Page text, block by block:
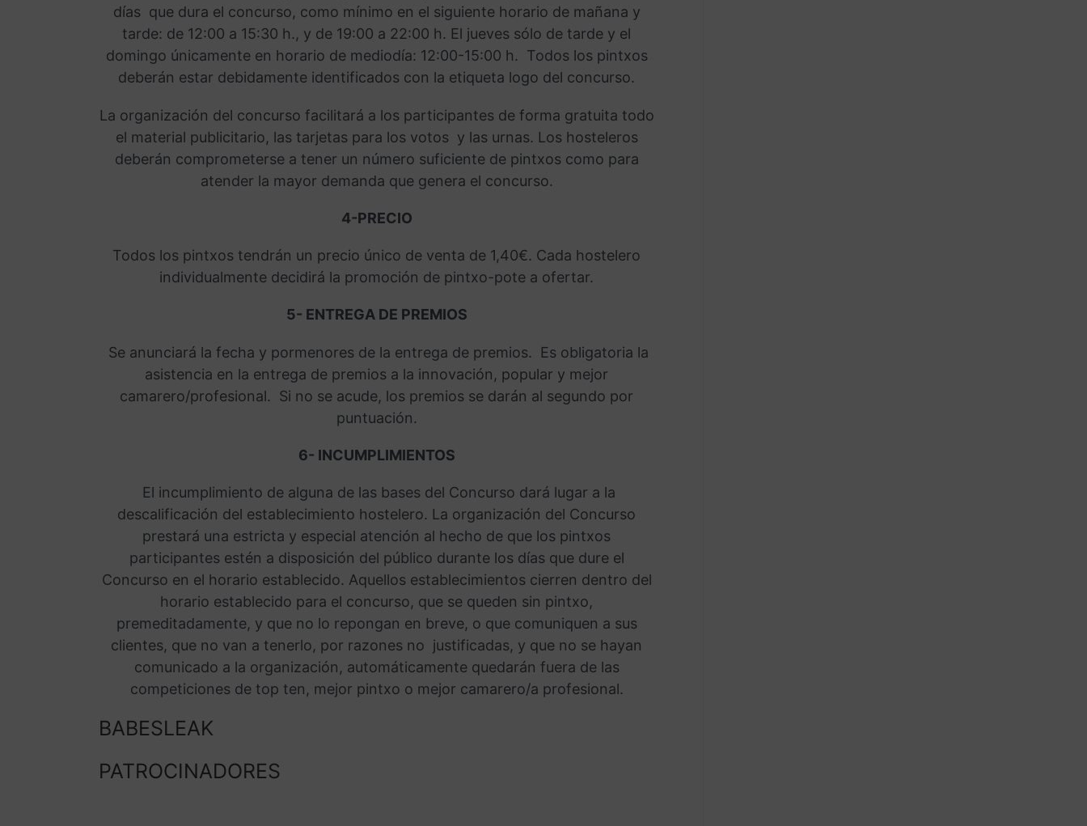
días que dura el concurso, como mínimo en el siguiente horario de mañana y
tarde: de 12:00 a 15:30 h., y de 19:00 a 22:00 h. El jueves sólo de tarde y el
domingo únicamente en horario de mediodía: 12:00-15:00 h. Todos los pintxos
deberán estar debidamente identificados con la etiqueta logo del concurso.
La organización del concurso facilitará a los participantes de forma gratuita todo
el material publicitario, las tarjetas para los votos y las urnas. Los hosteleros
deberán comprometerse a tener un número suficiente de pintxos como para
atender la mayor demanda que genera el concurso.
4-PRECIO
Todos los pintxos tendrán un precio único de venta de 1,40€. Cada hostelero
individualmente decidirá la promoción de pintxo-pote a ofertar.
5- ENTREGA DE PREMIOS
Se anunciará la fecha y pormenores de la entrega de premios. Es obligatoria la
asistencia en la entrega de premios a la innovación, popular y mejor
camarero/profesional. Si no se acude, los premios se darán al segundo por
puntuación.
6- INCUMPLIMIENTOS
El incumplimiento de alguna de las bases del Concurso dará lugar a la
descalificación del establecimiento hostelero. La organización del Concurso
prestará una estricta y especial atención al hecho de que los pintxos
participantes estén a disposición del público durante los días que dure el
Concurso en el horario establecido. Aquellos establecimientos cierren dentro del
horario establecido para el concurso, que se queden sin pintxo,
premeditadamente, y que no lo repongan en breve, o que comuniquen a sus
clientes, que no van a tenerlo, por razones no justificadas, y que no se hayan
comunicado a la organización, automáticamente quedarán fuera de las
competiciones de top ten, mejor pintxo o mejor camarero/a profesional.
BABESLEAK
PATROCINADORES